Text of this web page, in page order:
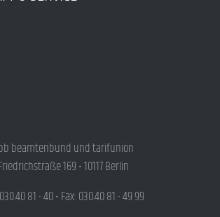
beamtenbund und tarifunion
169 • 10117 Berlin
81 - 40 • Fax: 030.40 81 - 49 99